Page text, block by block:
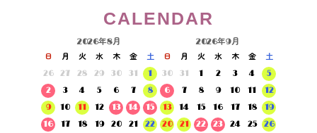
CALENDAR
2026年8月
日 月 火 水 木 金
土
26
27 28 29 30 31
1
2
3 4 5 6 7
8
9
10 11 12 13 14
15
16
17 18 19 20 21
22
2026年9月
日 月 火 水 木 金
土
30
31 1 2 3 4
5
6
7 8 9 10 11
12
13
14 15 16 17 18
19
20
21 22 23 24 25
26